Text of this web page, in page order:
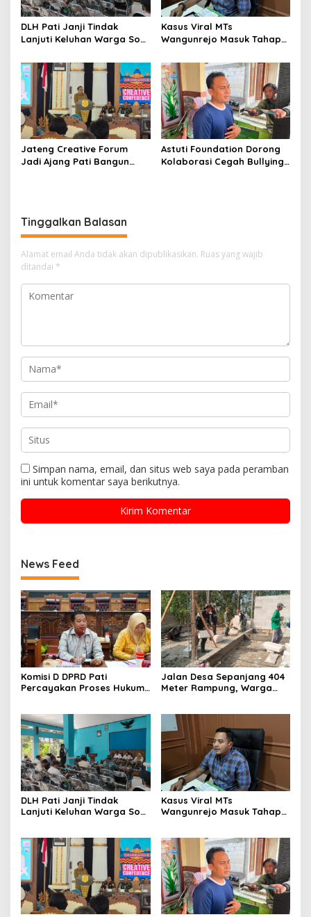
DLH Pati Janji Tindak
Lanjuti Keluhan Warga Soal
Kasus Viral MTs
Wangunrejo Masuk Tahap
Kumpulkan Alat Bukti
Jateng Creative Forum
Jadi Ajang Pati Bangun
Astuti Foundation Dorong
Kolaborasi Cegah Bullying
Tinggalkan Balasan
Alamat email Anda tidak akan dipublikasikan. Ruas yang wajib
ditandai *
Simpan nama, email, dan situs web saya pada peramban
ini untuk komentar saya berikutnya.
News Feed
Komisi D DPRD Pati
Percayakan Proses Hukum
Jalan Desa Sepanjang 404
Meter Rampung, Warga
DLH Pati Janji Tindak
Lanjuti Keluhan Warga Soal
Kasus Viral MTs
Wangunrejo Masuk Tahap